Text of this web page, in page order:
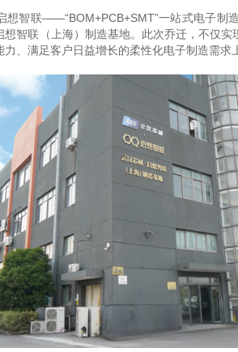
想智联——“BOM+PCB+SMT”一站式电子制
想智联（上海）制造基地。此次乔迁，不仅
力、满足客户日益增长的柔性化电子制造需求